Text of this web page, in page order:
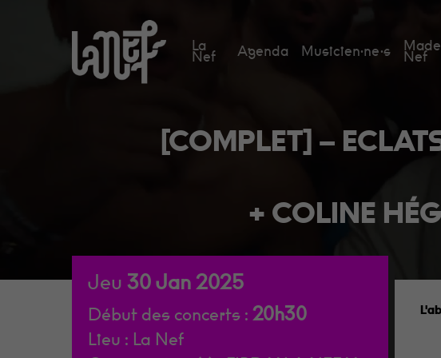
La
Nef Agenda Musicien·ne·s Nef
[COMPLET] –
+ COLINE
Jeu 30 Jan 2025
Début des concerts : 20h30
Lieu : La Nef